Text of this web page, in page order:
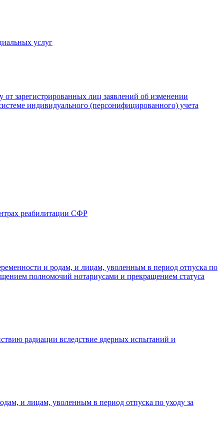
услуг
зарегистрированных лиц заявлений об изменении
индивидуального (персонифицированного) учета
реабилитации СФР
и родам, и лицам, уволенным в период отпуска по
полномочий нотариусами и прекращением статуса
радиации вследствие ядерных испытаний и
и лицам, уволенным в период отпуска по уходу за